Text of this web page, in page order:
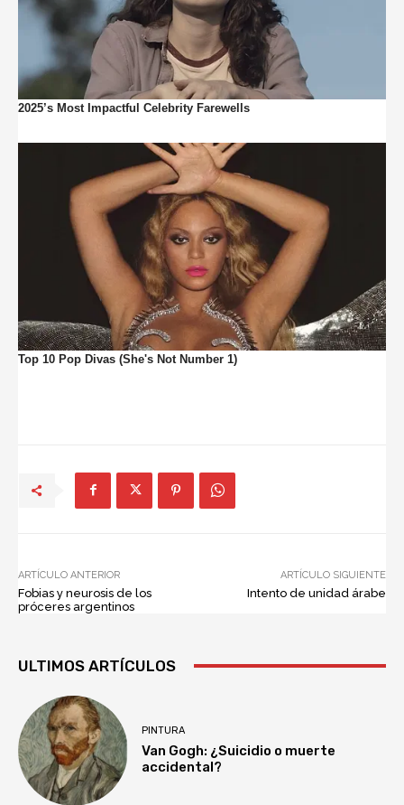
ARTÍCULO ANTERIOR
Fobias y neurosis de los
próceres argentinos
ARTÍCULO SIGUIENTE
Intento de unidad árabe
ULTIMOS ARTÍCULOS
PINTURA
Van Gogh: ¿Suicidio o muerte
accidental?